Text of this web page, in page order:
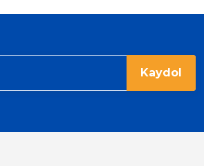
Gönder
Kaydol